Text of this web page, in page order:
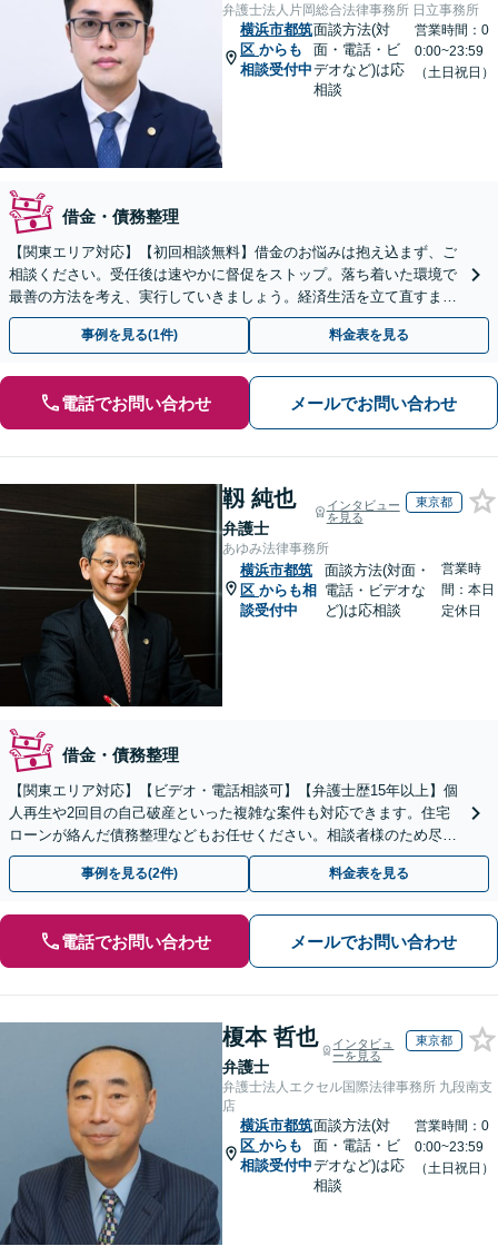
弁護士法人片岡総合法律事務所 日立事務所
横浜市都筑
区 からも
相談受付中
面談方法(対
面・電話・ビ
デオなど)は応
相談
営業時間：0
0:00~23:59
（土日祝日）
借金・債務整理
【関東エリア対応】【初回相談無料】借金のお悩みは抱え込まず、ご
相談ください。受任後は速やかに督促をストップ。落ち着いた環境で
最善の方法を考え、実行していきましょう。経済生活を立て直すまで
サポートします。自己破産・個人再生・任意整理の実績多数
事例を見る(1件) 料金表を見る
電話でお問い合わせ メールでお問い合わせ
靱 純也
弁護士
インタビュー
を見る
東京都
あゆみ法律事務所
横浜市都筑
区 からも相
談受付中
面談方法(対面・
電話・ビデオな
ど)は応相談
営業時
間：本日
定休日
借金・債務整理
【関東エリア対応】【ビデオ・電話相談可】【弁護士歴15年以上】個
人再生や2回目の自己破産といった複雑な案件も対応できます。住宅
ローンが絡んだ債務整理などもお任せください。相談者様のため尽力
いたします【初回面談60分無料】【法テラス利用可】
事例を見る(2件) 料金表を見る
電話でお問い合わせ メールでお問い合わせ
榎本 哲也
弁護士
インタビュ
ーを見る
東京都
弁護士法人エクセル国際法律事務所 九段南支
店
横浜市都筑
区 からも
相談受付中
面談方法(対
面・電話・ビ
デオなど)は応
相談
営業時間：0
0:00~23:59
（土日祝日）